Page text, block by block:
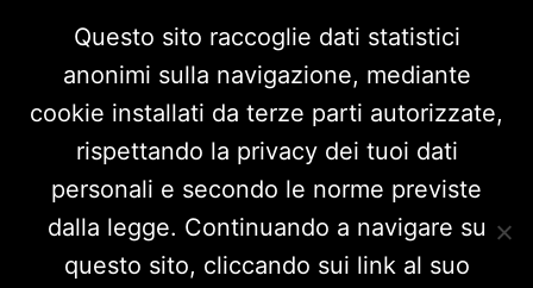
Questo sito raccoglie dati statistici
anonimi sulla navigazione, mediante
cookie installati da terze parti autorizzate,
rispettando la privacy dei tuoi dati
personali e secondo le norme previste
dalla legge. Continuando a navigare su
questo sito, cliccando sui link al suo